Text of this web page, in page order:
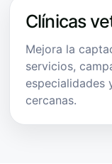
Clínicas
Mejora la
servicios,
especialidades
cercanas.